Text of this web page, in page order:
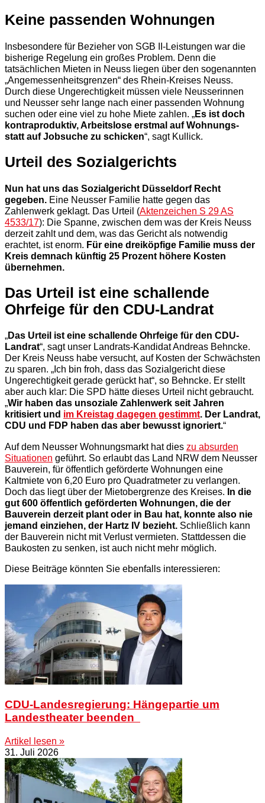
Keine passenden Wohnungen
Insbesondere für Bezieher von SGB II-Leistungen war die
bisherige Regelung ein großes Problem. Denn die
tatsächlichen Mieten in Neuss liegen über den sogenannten
„Angemessenheitsgrenzen“ des Rhein-Kreises Neuss.
Durch diese Ungerechtigkeit müssen viele Neusserinnen
und Neusser sehr lange nach einer passenden Wohnung
suchen oder eine viel zu hohe Miete zahlen. „Es ist doch
kontraproduktiv, Arbeitslose erstmal auf Wohnungs-
statt auf Jobsuche zu schicken“, sagt Kullick.
Urteil des Sozialgerichts
Nun hat uns das Sozialgericht Düsseldorf Recht
gegeben. Eine Neusser Familie hatte gegen das
Zahlenwerk geklagt. Das Urteil (Aktenzeichen S 29 AS
4533/17): Die Spanne, zwischen dem was der Kreis Neuss
derzeit zahlt und dem, was das Gericht als notwendig
erachtet, ist enorm. Für eine dreiköpfige Familie muss der
Kreis demnach künftig 25 Prozent höhere Kosten
übernehmen.
Das Urteil ist eine schallende
Ohrfeige für den CDU-Landrat
„Das Urteil ist eine schallende Ohrfeige für den CDU-
Landrat“, sagt unser Landrats-Kandidat Andreas Behncke.
Der Kreis Neuss habe versucht, auf Kosten der Schwächsten
zu sparen. „Ich bin froh, dass das Sozialgericht diese
Ungerechtigkeit gerade gerückt hat“, so Behncke. Er stellt
aber auch klar: Die SPD hätte dieses Urteil nicht gebraucht.
„Wir haben das unsoziale Zahlenwerk seit Jahren
kritisiert und im Kreistag dagegen gestimmt. Der Landrat,
CDU und FDP haben das aber bewusst ignoriert.“
Auf dem Neusser Wohnungsmarkt hat dies zu absurden
Situationen geführt. So erlaubt das Land NRW dem Neusser
Bauverein, für öffentlich geförderte Wohnungen eine
Kaltmiete von 6,20 Euro pro Quadratmeter zu verlangen.
Doch das liegt über der Mietobergrenze des Kreises. In die
gut 600 öffentlich geförderten Wohnungen, die der
Bauverein derzeit plant oder in Bau hat, konnte also nie
jemand einziehen, der Hartz IV bezieht. Schließlich kann
der Bauverein nicht mit Verlust vermieten. Stattdessen die
Baukosten zu senken, ist auch nicht mehr möglich.
Diese Beiträge könnten Sie ebenfalls interessieren:
CDU-Landesregierung: Hängepartie um
Landestheater beenden
Artikel lesen »
31. Juli 2026